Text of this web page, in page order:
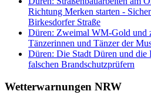
Richtung Merken starten -
Birkesdorfer Straße
Düren: Zweimal WM-Gold und
Tänzerinnen und Tänzer der
Düren: Die Stadt Düren und die
falschen Brandschutzprüfern
Wetterwarnungen NRW